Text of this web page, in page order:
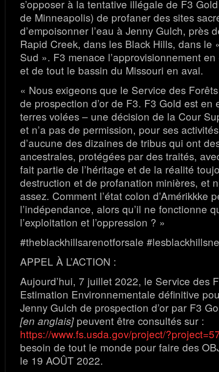
s’opposer à la tentative illégale de F3
de Minneapolis) de profaner des sites
d’empoisonner l’eau à Jenny Gulch, près
Rapid Creek, dans les Black Hills, dans le
Sud ». F3 menace l’approvisionnement
et de tout le bassin du Missouri en aval.
« Nous exigeons que le Service des
de prospection d’or de F3. F3 Gold est en
terres volées – une décision de la Cour
et n’a pas de permission, pour ses
d’aucune des dizaines de tribus qui ont
ancestrales, protégées par des traités,
fait partie de l’héritage et de la réalité
destruction et de profanation minières, et
assez. Comment l’état colon d’Amérikkke
l’indépendance, alors qu’il ne fonctionne
l’exploitation et l’oppression ? »
#theblackhillsarenotforsale
APPEL À L’ACTION :
Aujourd’hui, 7 juillet 2022, le Service des
Estimation Environnementale définitive
Jenny Gulch de prospection d’or par F3
[en anglais]peuvent être consultés sur :
https://www.fs.usda.gov/project/
besoin de tout le monde pour faire des
le 19 AOÛT 2022.